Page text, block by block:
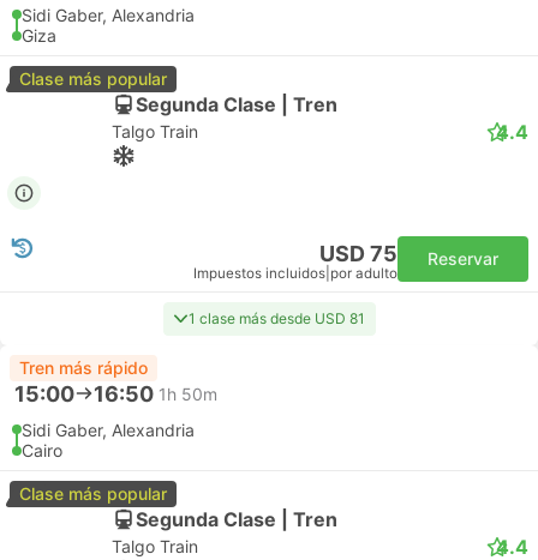
Sidi Gaber, Alexandria
Giza
Clase más popular
Segunda Clase | Tren
Talgo Train 4.4
USD 75
Impuestos incluidos por adulto
Reservar
1 clase más desde USD 81
Tren más rápido
15:00 16:50 1h 50m
Sidi Gaber, Alexandria
Cairo
Clase más popular
Segunda Clase | Tren
Talgo Train 4.4